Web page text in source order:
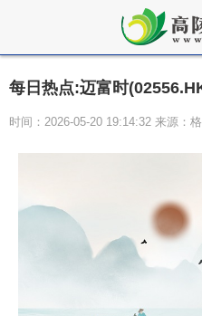
每日热点:迈富时
时间：2026-05-20 19:14:32 来源：